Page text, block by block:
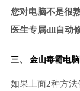
您对电脑不是很
医生专属dll自动
三、 金山毒霸电
如果上面2种方